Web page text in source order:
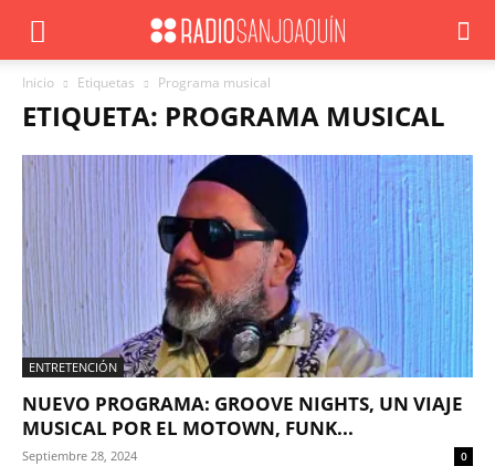
Inicio Etiquetas Programa musical
ETIQUETA: PROGRAMA MUSICAL
ENTRETENCIÓN
NUEVO PROGRAMA: GROOVE NIGHTS, UN VIAJE
MUSICAL POR EL MOTOWN, FUNK...
Septiembre 28, 2024 0